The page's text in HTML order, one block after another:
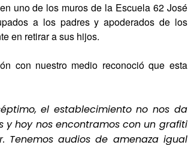
uno de los muros de la Escuela 62 José
a los padres y apoderados de los
en retirar a sus hijos.
con nuestro medio reconoció que esta
el establecimiento no nos da
y hoy nos encontramos con un grafiti
audios de amenaza igual